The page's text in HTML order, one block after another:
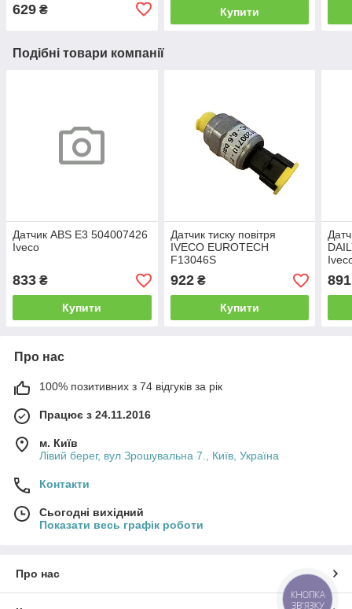
629 ₴ Купити
Подібні товари компанії
Датчик АВS Е3 504007426
Iveco
833 ₴
Купити
Датчик тиску повітря
IVECO EUROTECH
F13046S
(41200637/5802123192)
Iveco
922₴
Купити
891
Про нас
100% позитивних з 74 відгуків за рік
Працює з 24.11.2016
м. Київ
Лівий берег, вул Зрошувальна 7., Київ, Україна
Контакти
Сьогодні вихідний
Показати весь графік роботи
Про нас
КНОПКА
ЗВ'ЯЗКУ